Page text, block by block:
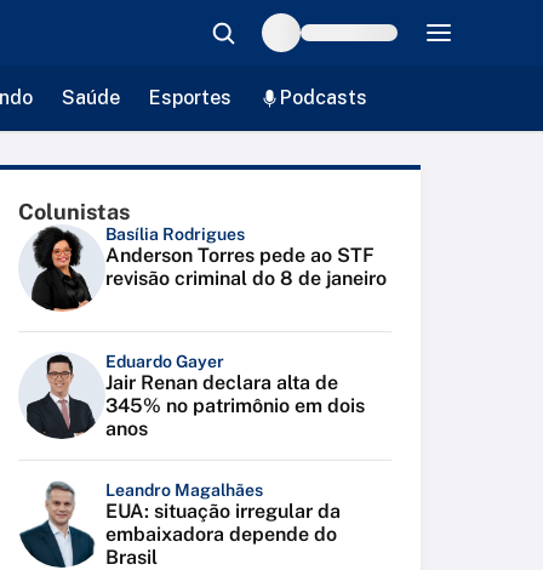
Saúde Esportes Podcasts
Colunistas
Basília Rodrigues
Anderson Torres pede ao STF
revisão criminal do 8 de janeiro
Eduardo Gayer
Jair Renan declara alta de
345% no patrimônio em dois
anos
Leandro Magalhães
EUA: situação irregular da
embaixadora depende do
Brasil